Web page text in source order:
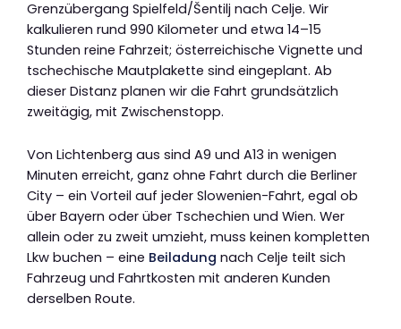
Grenzübergang Spielfeld/Šentilj nach Celje. Wir
kalkulieren rund 990 Kilometer und etwa 14–15
Stunden reine Fahrzeit; österreichische Vignette und
tschechische Mautplakette sind eingeplant. Ab
dieser Distanz planen wir die Fahrt grundsätzlich
zweitägig, mit Zwischenstopp.
Von Lichtenberg aus sind A9 und A13 in wenigen
Minuten erreicht, ganz ohne Fahrt durch die Berliner
City – ein Vorteil auf jeder Slowenien-Fahrt, egal ob
über Bayern oder über Tschechien und Wien. Wer
allein oder zu zweit umzieht, muss keinen kompletten
Lkw buchen – eine Beiladung nach Celje teilt sich
Fahrzeug und Fahrtkosten mit anderen Kunden
derselben Route.